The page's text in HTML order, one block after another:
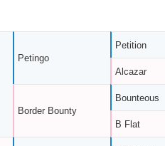
Petingo
Border Bounty
Petition
Alcazar
Bounteous
B Flat